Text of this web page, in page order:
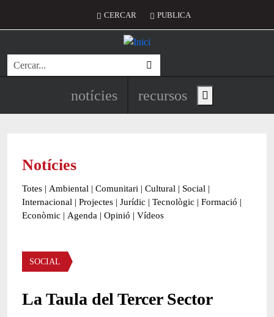
Menú del compte d'usuari
CERCAR PUBLICA
Cerca
Navegació principal de
notícies recursos Show main menu
Notícies
Totes | Ambiental | Comunitari | Cultural | Social |
Internacional | Projectes | Jurídic | Tecnològic | Formació |
Econòmic | Agenda | Opinió | Vídeos
Àmbit de la notícia
SOCIAL
La Taula del Tercer Sector